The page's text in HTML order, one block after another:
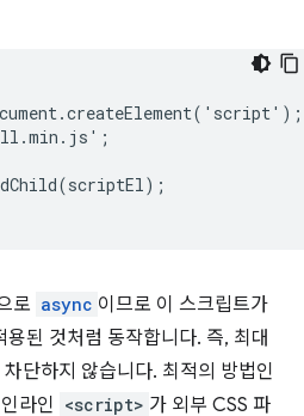
로 async 이므로 이 스크립트가
용된 것처럼 동작합니다. 즉, 최대
단하지 않습니다. 최적의 방법인
라인 <script> 가 외부 CSS 파